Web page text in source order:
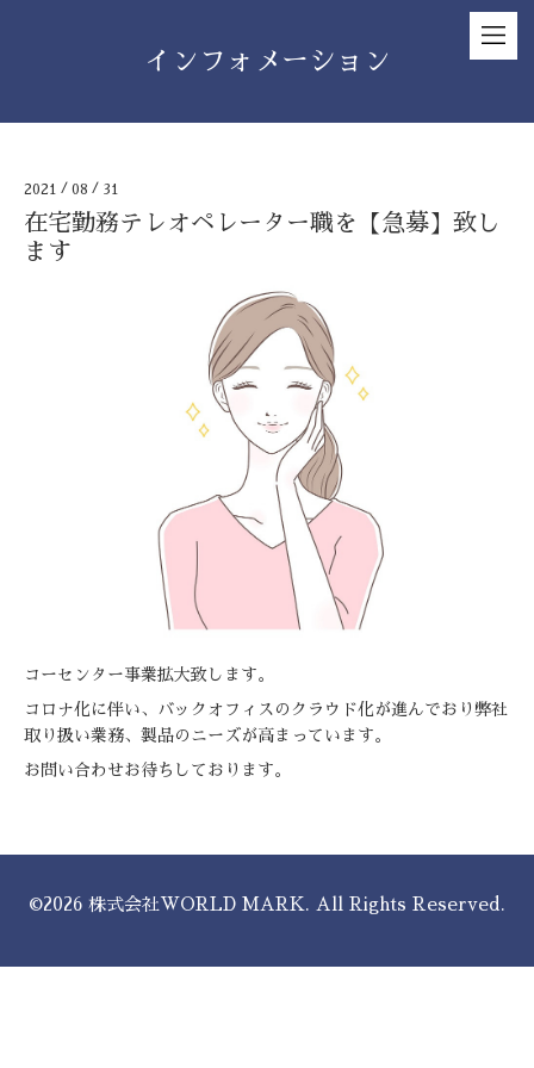
インフォメーション
2021 / 08 / 31
在宅勤務テレオペレーター職を【急募】致し
ます
コーセンター事業拡大致します。
コロナ化に伴い、バックオフィスのクラウド化が進んでおり弊社
取り扱い業務、製品のニーズが高まっています。
お問い合わせお待ちしております。
©2026 株式会社WORLD MARK . All Rights Reserved.